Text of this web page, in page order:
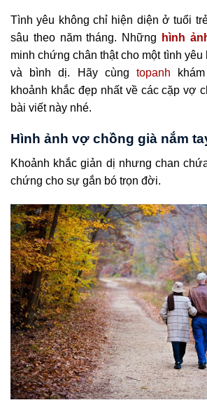
Tình yêu không chỉ hiện diện ở tuổi
sâu theo năm tháng. Những
hình
minh chứng chân thật cho một tình yêu
và bình dị. Hãy cùngtopanh
khoảnh khắc đẹp nhất về các cặp vợ
bài viết này nhé.
Hình ảnh vợ chồng già nắm
Khoảnh khắc giản dị nhưng chan
chứng cho sự gắn bó trọn đời.